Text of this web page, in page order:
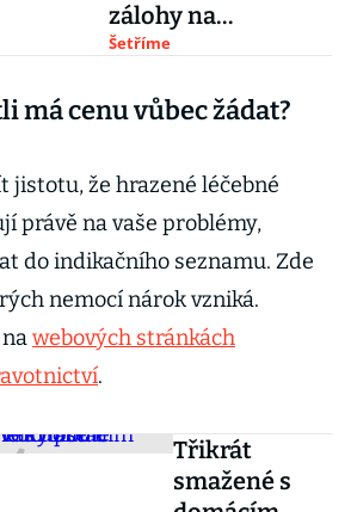
zálohy na
zdravotním
Šetříme
má cenu vůbec žádat?
jistotu, že hrazené léčebné
právě na vaše problémy,
do indikačního seznamu. Zde
nemocí nárok vzniká.
webových stránkách
.
Třikrát
smažené s